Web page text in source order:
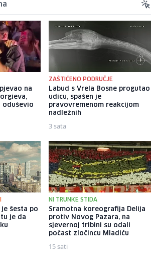
na
oduševio
ZAŠTIĆENO PODRUČJE
Labud s Vrela Bosne progutao
udicu, spašen je
pravovremenom reakcijom
nadležnih
3 sata
šesta po
je da
NI TRUNKE STIDA
Sramotna koreografija Delija
protiv Novog Pazara, na
sjevernoj tribini su odali
počast zločincu Mladiću
15 sati